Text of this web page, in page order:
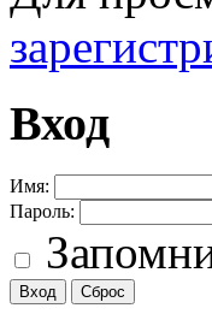
Вход
Имя:
Пароль: